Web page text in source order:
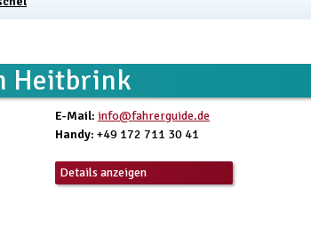
Heitbrink
E-Mail: info@fahrerguide.de
Handy: +49 172 711 30 41
Details anzeigen